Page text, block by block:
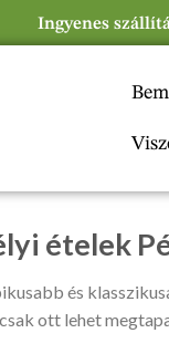
Ingyenes
ételek
és
ott lehet